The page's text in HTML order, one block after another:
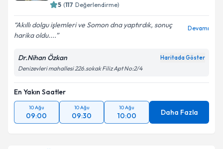
5 (117 Değerlendirme)
Akıllı dolgu işlemleri ve Somon dna yaptırdık, sonuç
harika oldu....
Devamı
Dr.Nihan Özkan Haritada Göster
Denizevleri mahallesi 226.sokak Filiz Apt No:2/4
En Yakın Saatler
10 Ağu
09:00
10 Ağu
09:30
10 Ağu
10:00 Daha Fazla